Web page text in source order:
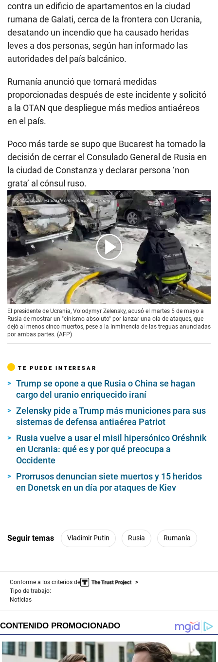
contra un edificio de apartamentos en la ciudad
rumana de Galati, cerca de la frontera con Ucrania,
desatando un incendio que ha causado heridas
leves a dos personas, según han informado las
autoridades del país balcánico.
Rumanía anunció que tomará medidas
proporcionadas después de este incidente y solicitó
a la OTAN que despliegue más medios antiaéreos
en el país.
Poco más tarde se supo que Bucarest ha tomado la
decisión de cerrar el Consulado General de Rusia en
la ciudad de Constanza y declarar persona ‘non
grata’ al cónsul ruso.
00:00 01:08
El presidente de Ucrania, Volodymyr Zelensky, acusó el martes 5 de mayo a
Rusia de mostrar un "cinismo absoluto" por lanzar una ola de ataques, que
dejó al menos cinco muertos, pese a la inminencia de las treguas anunciadas
por ambas partes. (AFP)
TE PUEDE INTERESAR
Trump se opone a que Rusia o China se hagan
cargo del uranio enriquecido iraní
Zelensky pide a Trump más municiones para sus
sistemas de defensa antiaérea Patriot
Rusia vuelve a usar el misil hipersónico Oréshnik
en Ucrania: qué es y por qué preocupa a
Occidente
Prorrusos denuncian siete muertos y 15 heridos
en Donetsk en un día por ataques de Kiev
Seguir temas Vladimir Putin Rusia Rumanía
Conforme a los criterios de
Tipo de trabajo:
Noticias